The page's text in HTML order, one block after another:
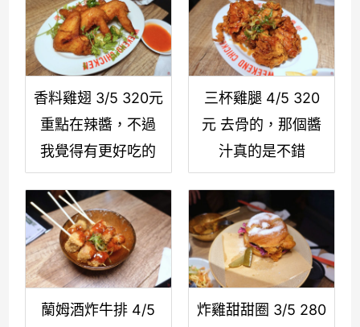
香料雞翅 3/5 320元
重點在辣醬，不過
我覺得有更好吃的
三杯雞腿 4/5 320
元 去骨的，那個醬
汁真的是不錯
蘭姆酒炸牛排 4/5
炸雞甜甜圈 3/5 280